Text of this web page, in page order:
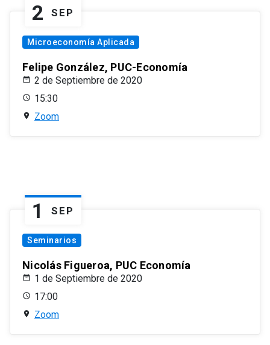
2 SEP
Microeconomía Aplicada
Felipe González, PUC-Economía
2 de Septiembre de 2020
15:30
Zoom
1 SEP
Seminarios
Nicolás Figueroa, PUC Economía
1 de Septiembre de 2020
17:00
Zoom